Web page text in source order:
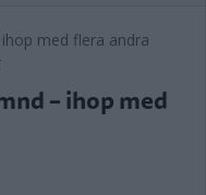
– ihop med